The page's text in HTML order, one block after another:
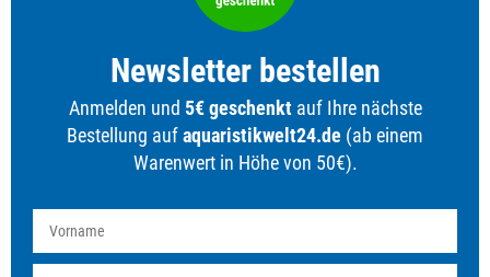
Newsletter bestellen
Anmelden und 5€ geschenktauf Ihre nächste
Bestellung aufaquaristikwelt24.de (ab einem
Warenwert in Höhe von 50€).